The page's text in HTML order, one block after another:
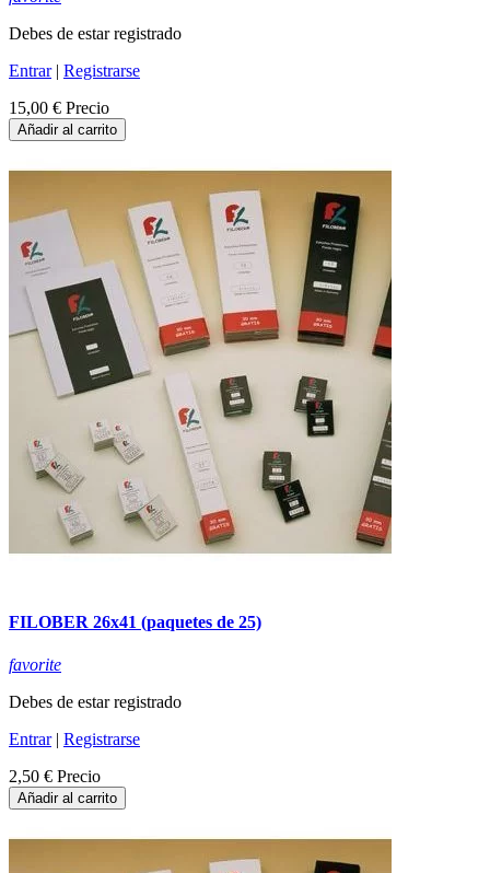
Debes de estar registrado
Entrar| Registrarse
15,00 € Precio
Añadir al carrito
FILOBER 26x41 (paquetes de 25)
favorite
Debes de estar registrado
Entrar| Registrarse
2,50 € Precio
Añadir al carrito